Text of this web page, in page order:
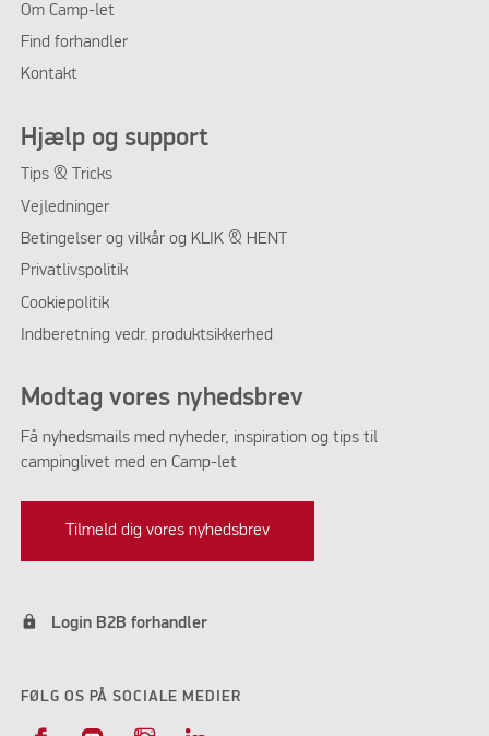
Om Camp-let
Find forhandler
Kontakt
Hjælp og support
Tips & Tricks
Vejledninger
Betingelser og vilkår og KLIK & HENT
Privatlivspolitik
Cookiepolitik
Indberetning vedr. produktsikkerhed
Modtag vores nyhedsbrev
Få nyhedsmails med nyheder, inspiration og tips til
campinglivet med en Camp-let
Tilmeld dig vores nyhedsbrev
lock Login B2B forhandler
FØLG OS PÅ SOCIALE MEDIER